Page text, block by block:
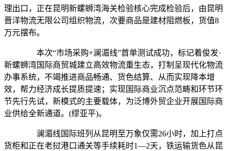
理出口，正在昆明新螺蛳湾海关检验核心完成检验后，由昆明
晋洋物流无限公司组织物流，次要商品是建材阻燃板，货值8
万元摆布。
本次“市场采购+澜湄线”首单测试成功，标记着俊发·
新螺蛳湾国际商贸城建立高效物流重生态，打制呈现代化物流
办事系统，不竭推进商品畅通、货色结算、从而实现降本增
效，帮力经济成长提质提速；实现国际商业沉点范畴和环节环
节先行先试，新模式的主要载体，为泛博外贸企业开展国际商
业供给全新通道。(缪亚平)。
澜湄线国际班列从昆明至万象仅需26小时，加上打点
货柜和正在老挝港口通关等手续耗时1—2天，铁运输货色从昆